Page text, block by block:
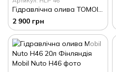
Гідравлічна олива TOMOIL HLP 46 20л Азербайджан
2 900 грн